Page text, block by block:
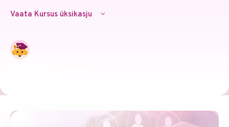
Vaata Kursus üksikasju